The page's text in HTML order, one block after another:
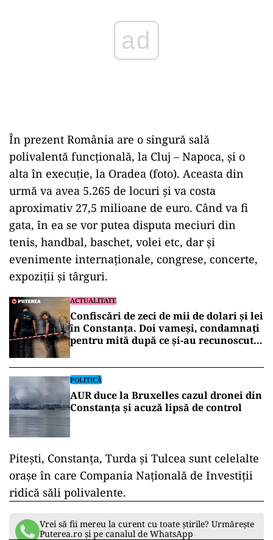
ad
În prezent România are o singură sală
polivalentă funcțională, la Cluj – Napoca, și o
alta în execuție, la Oradea (foto). Aceasta din
urmă va avea 5.265 de locuri şi va costa
aproximativ 27,5 milioane de euro. Când va fi
gata, în ea se vor putea disputa meciuri din
tenis, handbal, baschet, volei etc, dar şi
evenimente internaţionale, congrese, concerte,
expoziţii şi târguri.
ACTUALITATE
Confiscări de zeci de mii de dolari și lei
în Constanța. Doi vameși, condamnați
pentru mită după ce și-au recunoscut
POLITICĂ
AUR duce la Bruxelles cazul dronei din
Constanța și acuză lipsă de control
Piteşti, Constanţa, Turda şi Tulcea sunt celelalte
oraşe în care Compania Națională de Investiții
ridică săli polivalente.
Vrei să fii mereu la curent cu toate știrile? Urmărește
Puterea.ro și pe canalul de WhatsApp